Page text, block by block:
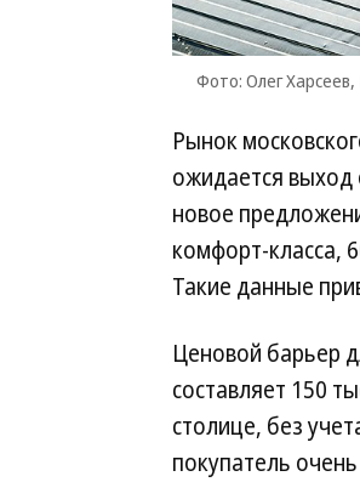
Фото: Олег
Рынок
ожидается выход
новое
комфорт-класса,
Такие данные
Ценовой барьер
составляет 150
столице, без
покупатель